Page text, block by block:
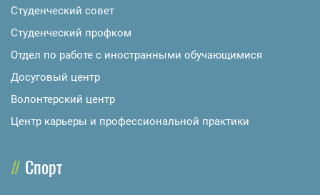
Студенческий совет
Студенческий профком
Отдел по работе с иностранными обучающимися
Досуговый центр
Волонтерский центр
Центр карьеры и профессиональной практики
Спорт